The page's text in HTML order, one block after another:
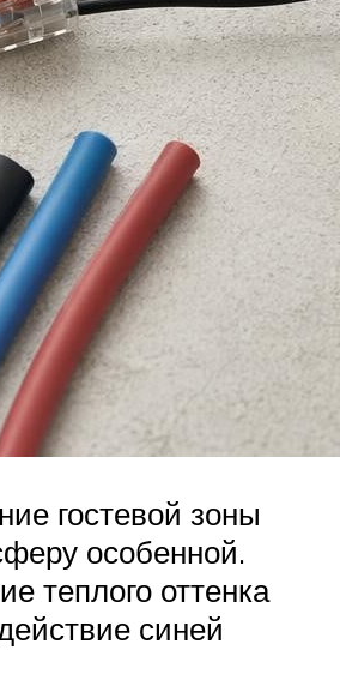
гостевой зоны
особенной.
теплого оттенка
синей